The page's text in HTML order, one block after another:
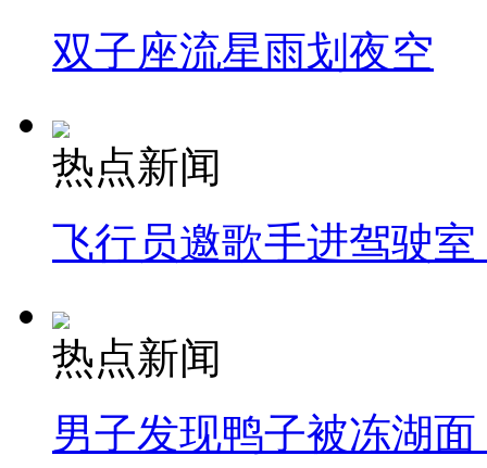
双子座流星雨划夜空
热点新闻
飞行员邀歌手进驾驶
热点新闻
男子发现鸭子被冻湖